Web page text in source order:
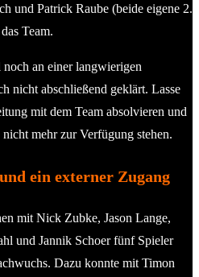
und Patrick Raube (beide eigene 2.
Team.
an einer langwierigen
nicht abschließend geklärt. Lasse
mit dem Team absolvieren und
mehr zur Verfügung stehen.
ein externer Zugang
mit Nick Zubke, Jason Lange,
und Jannik Schoer fünf Spieler
Dazu konnte mit Timon